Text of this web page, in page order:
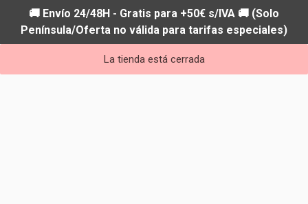
🚚 Envío 24/48H - Gratis para +50€ s/IVA 🚚 (Solo
Península/Oferta no válida para tarifas especiales)
La tienda está cerrada